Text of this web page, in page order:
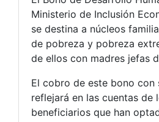
Ministerio de Inclusión
se destina a núcleos
de pobreza y pobreza
de ellos con madres jefas
El cobro de este bono con
reflejará en las cuentas de
beneficiarios que han